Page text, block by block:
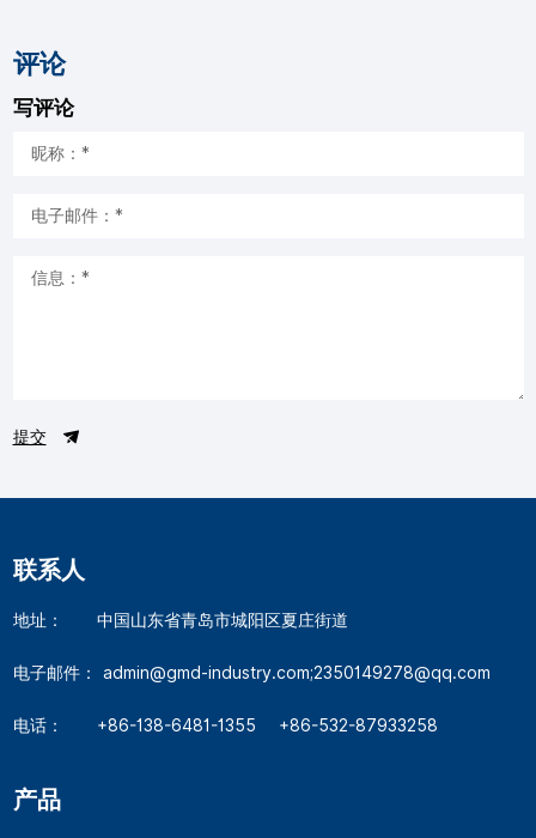
评论
写评论
提交
联系人
地址： 中国山东省青岛市城阳区夏庄街道
电子邮件： admin@gmd-industry.com;2350149278@qq.com
电话： +86-138-6481-1355 +86-532-87933258
产品